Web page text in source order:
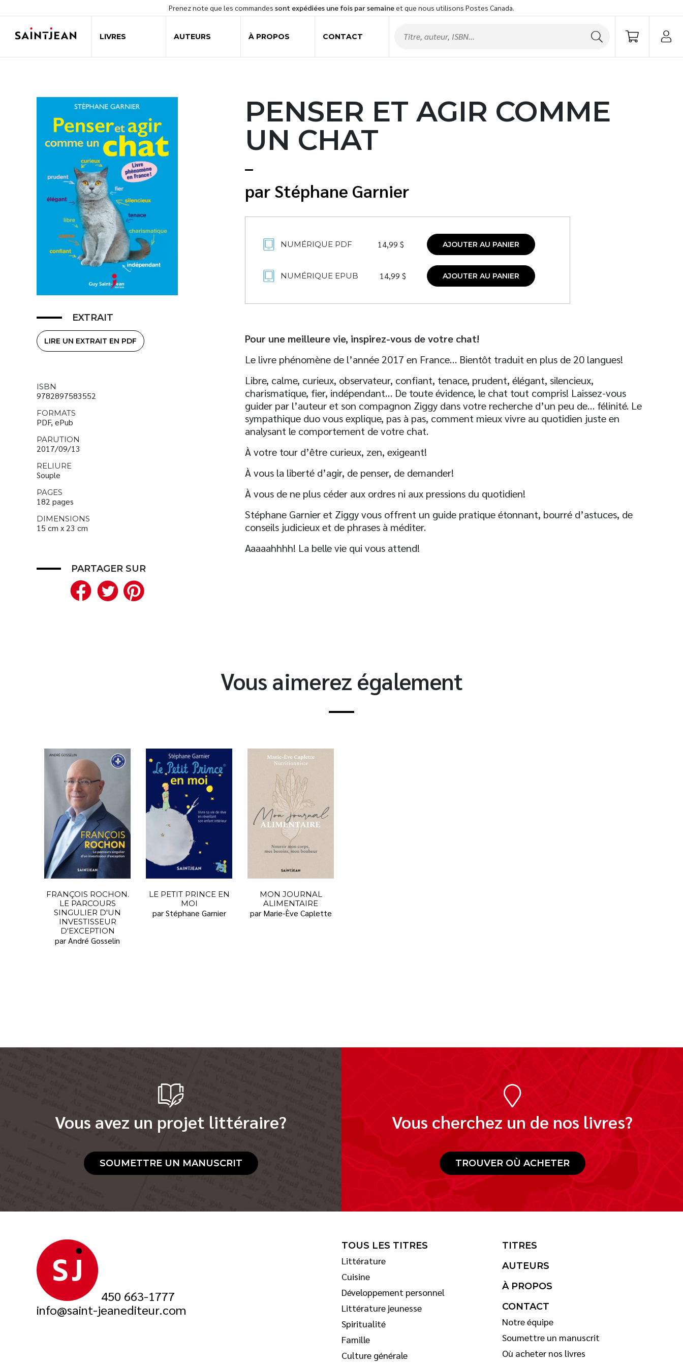
Prenez note que les commandes sont expédiées une fois par semaineet que nous utilisons Postes Canada.
LIVRES AUTEURS À PROPOS CONTACT
PENSER ET AGIR COMME
UN CHAT
Stéphane Garnier
NUMÉRIQUE PDF 14,99 $ AJOUTER AU PANIER
NUMÉRIQUE EPUB 14,99 $ AJOUTER AU PANIER
Pour une meilleure vie, inspirez-vous de votre chat!
Le livre phénomène de l’année 2017 en France… Bientôt traduit en plus de 20 langues!
Libre, calme, curieux, observateur, confiant, tenace, prudent, élégant, silencieux,
charismatique, fier, indépendant… De toute évidence, le chat tout compris! Laissez-vous
guider par l’auteur et son compagnon Ziggy dans votre recherche d’un peu de… félinité. Le
sympathique duo vous explique, pas à pas, comment mieux vivre au quotidien juste en
analysant le comportement de votre chat.
À votre tour d’être curieux, zen, exigeant!
À vous la liberté d’agir, de penser, de demander!
À vous de ne plus céder aux ordres ni aux pressions du quotidien!
Stéphane Garnier et Ziggy vous offrent un guide pratique étonnant, bourré d’astuces, de
conseils judicieux et de phrases à méditer.
Aaaaahhhh! La belle vie qui vous attend!
EXTRAIT
LIRE UN EXTRAIT EN PDF
ISBN
9782897583552
FORMATS
PDF, ePub
PARUTION
2017/09/13
RELIURE
Souple
PAGES
182 pages
DIMENSIONS
15 cm x 23 cm
PARTAGER SUR
Facebook
Twitter
Vous aimerez également
FRANÇOIS ROCHON.
LE PARCOURS
SINGULIER D'UN
INVESTISSEUR
D'EXCEPTION
par André Gosselin
LE PETIT PRINCE EN
MOI
par Stéphane Garnier
MON JOURNAL
ALIMENTAIRE
par Marie-Ève Caplette
Vous avez un projet littéraire?
SOUMETTRE UN MANUSCRIT
Vous cherchez un de nos livres?
TROUVER OÙ ACHETER
450 663-1777
info@saint-jeanediteur.com
TOUS LES TITRES
Littérature
Cuisine
Développement personnel
Littérature jeunesse
Spiritualité
Famille
Culture générale
TITRES
AUTEURS
À PROPOS
CONTACT
Notre équipe
Soumettre un manuscrit
Où acheter nos livres